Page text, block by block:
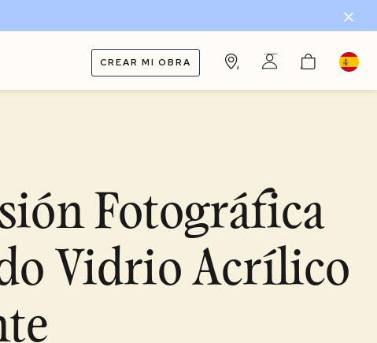
CREAR MI OBRA
Fotográfica
Vidrio Acrílico